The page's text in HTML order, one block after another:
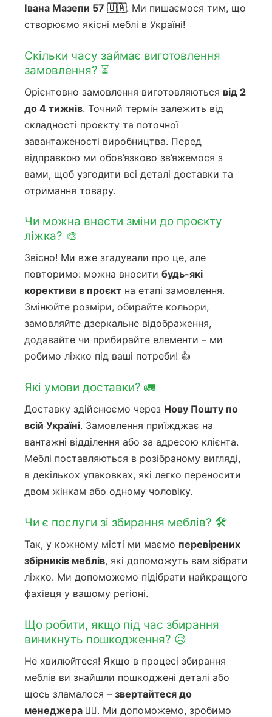
Івана Мазепи 57 🇺🇦. Ми пишаємося тим, що
створюємо якісні меблі в Україні!
Скільки часу займає виготовлення
замовлення? ⏳
Орієнтовно замовлення виготовляються від 2
до 4 тижнів. Точний термін залежить від
складності проєкту та поточної
завантаженості виробництва. Перед
відправкою ми обов’язково зв’яжемося з
вами, щоб узгодити всі деталі доставки та
отримання товару.
Чи можна внести зміни до проєкту
ліжка? 🎨
Звісно! Ми вже згадували про це, але
повторимо: можна вносити будь-які
корективи в проєкт на етапі замовлення.
Змінюйте розміри, обирайте кольори,
замовляйте дзеркальне відображення,
додавайте чи прибирайте елементи – ми
робимо ліжко під ваші потреби! 👍
Які умови доставки? 🚛
Доставку здійснюємо через Нову Пошту по
всій Україні. Замовлення приїжджає на
вантажні відділення або за адресою клієнта.
Меблі поставляються в розібраному вигляді,
в декількох упаковках, які легко переносити
двом жінкам або одному чоловіку.
Чи є послуги зі збирання меблів? 🛠️
Так, у кожному місті ми маємо перевірених
збірників меблів, які допоможуть вам зібрати
ліжко. Ми допоможемо підібрати найкращого
фахівця у вашому регіоні.
Що робити, якщо під час збирання
виникнуть пошкодження? 😥
Не хвилюйтеся! Якщо в процесі збирання
меблів ви знайшли пошкоджені деталі або
щось зламалося – звертайтеся до
менеджера 🙋‍♀️. Ми допоможемо, зробимо